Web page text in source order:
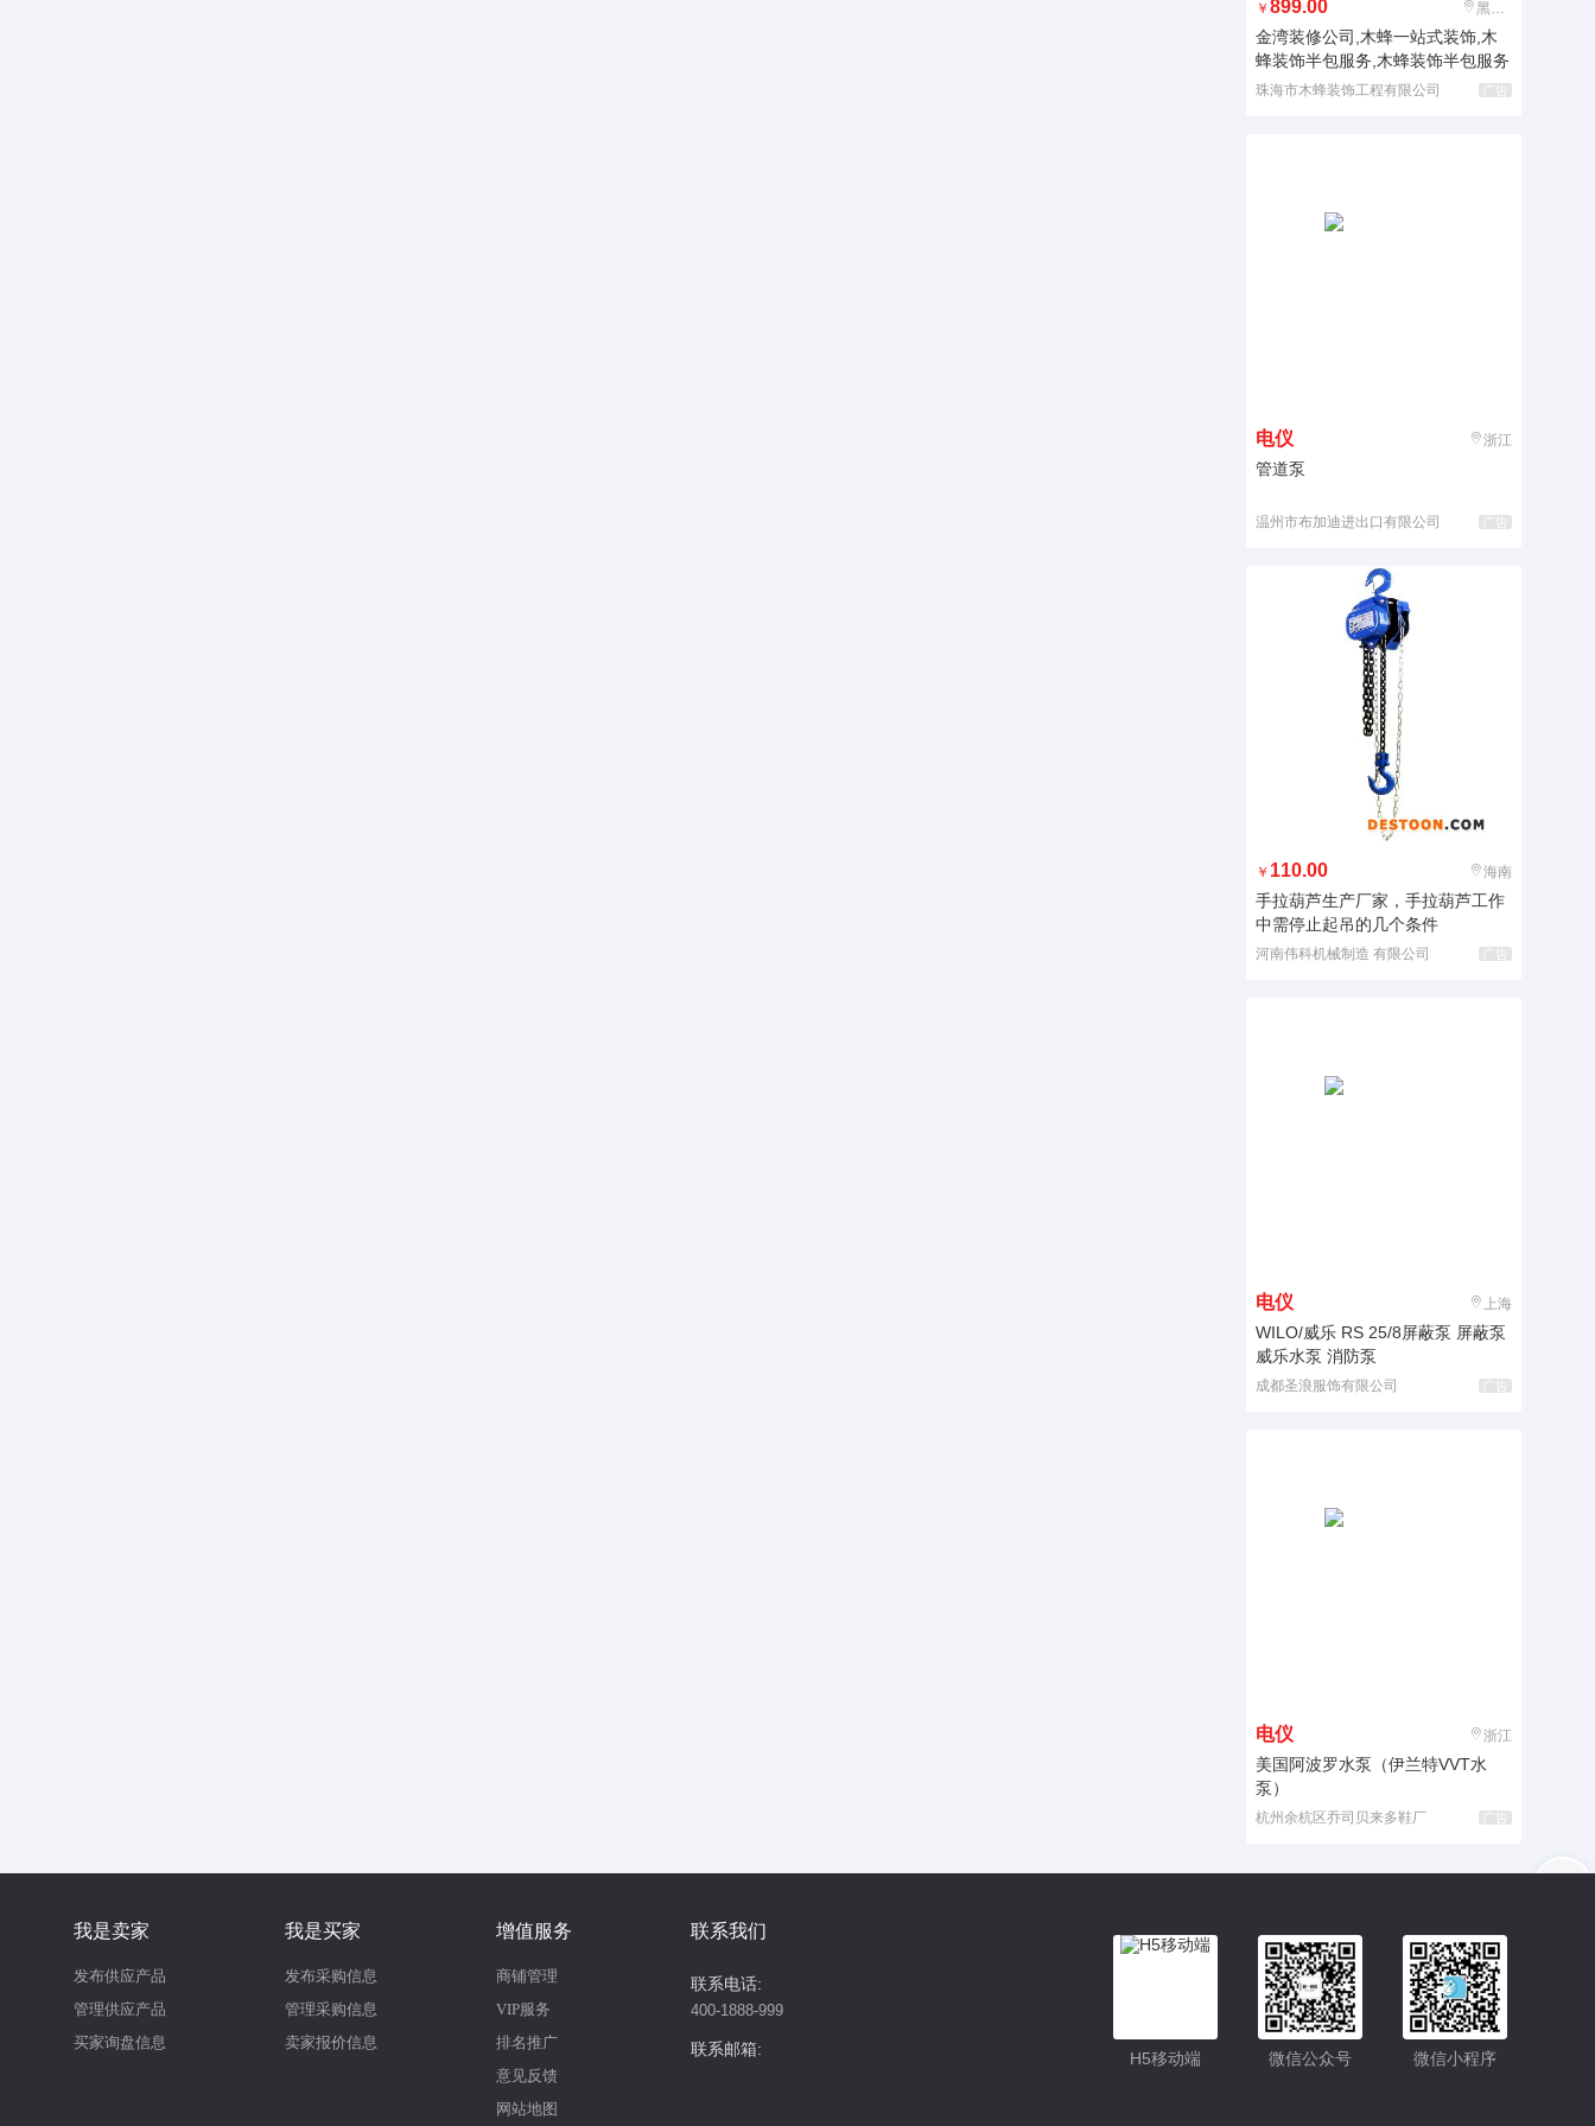
￥ 899.00 黑龙江
金湾装修公司,木蜂一站式装饰,木
蜂装饰半包服务,木蜂装饰半包服务
珠海市木蜂装饰工程有限公司 广告
电仪 浙江
管道泵
温州市布加迪进出口有限公司 广告
￥ 110.00 海南
手拉葫芦生产厂家，手拉葫芦工作
中需停止起吊的几个条件
河南伟科机械制造 有限公司 广告
电仪 上海
WILO/威乐 RS 25/8屏蔽泵 屏蔽泵
威乐水泵 消防泵
成都圣浪服饰有限公司 广告
电仪 浙江
美国阿波罗水泵（伊兰特VVT水
泵）
杭州余杭区乔司贝来多鞋厂 广告
我是卖家
发布供应产品
管理供应产品
买家询盘信息
我是买家
发布采购信息
管理采购信息
卖家报价信息
增值服务
商铺管理
VIP服务
排名推广
意见反馈
网站地图
联系我们
联系电话:
400-1888-999
联系邮箱: 微信小程序
微信公众号
H5移动端